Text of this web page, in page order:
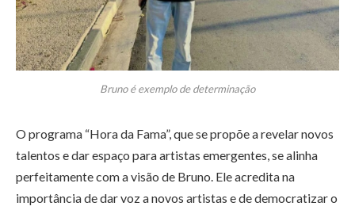
Bruno é exemplo de determinação
O programa “Hora da Fama”, que se propõe a revelar novos
talentos e dar espaço para artistas emergentes, se alinha
perfeitamente com a visão de Bruno. Ele acredita na
importância de dar voz a novos artistas e de democratizar o